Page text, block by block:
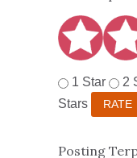
1 Star 2
Stars
Posting